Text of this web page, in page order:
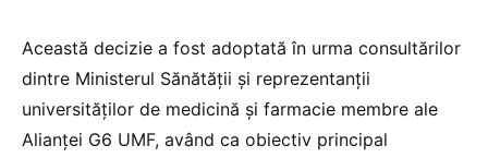
Această decizie a fost adoptată în urma consultărilor
dintre Ministerul Sănătății și reprezentanții
universităților de medicină și farmacie membre ale
Alianței G6 UMF, având ca obiectiv principal